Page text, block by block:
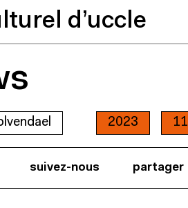
d’uccle
2023 11
suivez-nous partager